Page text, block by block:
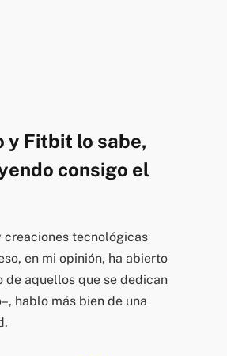
y Fitbit lo sabe,
consigo el
creaciones tecnológicas
en mi opinión, ha abierto
de aquellos que se dedican
hablo más bien de una